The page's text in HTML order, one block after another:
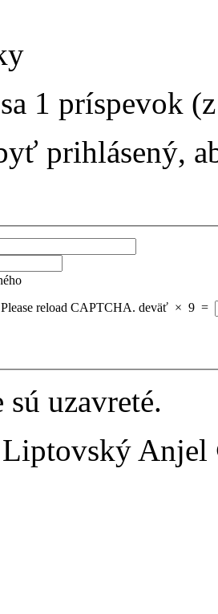
1 príspevok
prihlásený,
reload CAPTCHA. deväť × 9 =
uzavreté.
Anjel